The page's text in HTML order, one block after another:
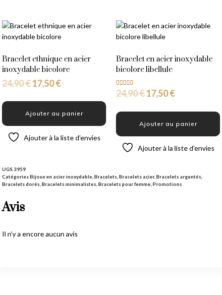
Bracelet ethnique en acier
inoxydable bicolore
24,90€17,50€
Ajouter au panier
Ajouter à la liste d’envies
Bracelet en acier inoxydable
bicolore libellule
Note
5.00
24,90€17,50€
Ajouter au panier
Ajouter à la liste d’envies
UGS 3959
CatégoriesBijoux en acier inoxydable Bracelets Bracelets acier, Bracelets argentés
Bracelets dorés Bracelets minimalistes Bracelets pour femme Promotions
Avis
Il n’y a encore aucun avis